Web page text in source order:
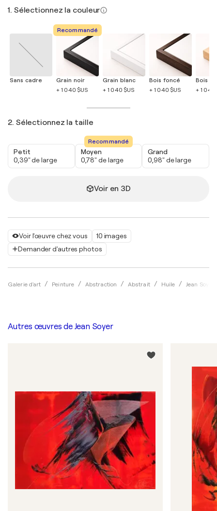
Voir l'œuvre chez vous
10 images
Demander d'autres photos
Galerie d'art Peinture Abstraction Abstrait Huile Jean Soyer
1. Sélectionnez la couleur
Sans cadre
Recommandé
Grain noir
+ 1 040 $US
Grain blanc
+ 1 040 $US
Bois foncé
+ 1 040 $US
Bois
+ 1 040
2. Sélectionnez la taille
Petit
0,39" de large
Recommandé
Moyen
0,78" de large
Grand
0,98" de large
Voir en 3D
Autres œuvres de Jean Soyer